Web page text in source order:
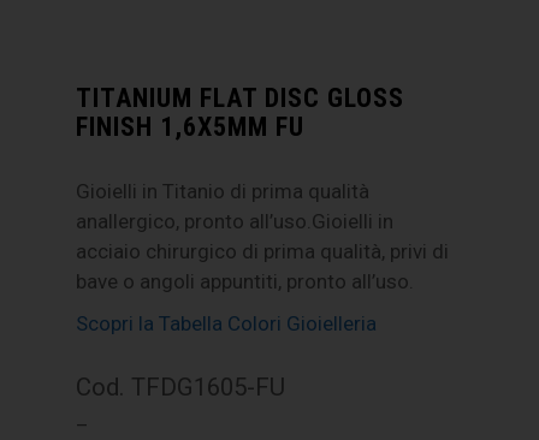
TITANIUM FLAT DISC GLOSS
FINISH 1,6X5MM FU
Gioielli in Titanio di prima qualità
anallergico, pronto all’uso.Gioielli in
acciaio chirurgico di prima qualità, privi di
bave o angoli appuntiti, pronto all’uso.
Scopri la Tabella Colori Gioielleria
Cod. TFDG1605-FU
–